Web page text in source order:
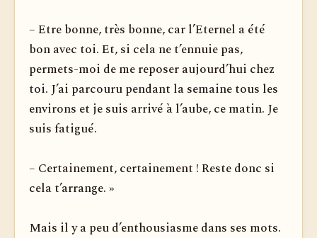
– Etre bonne, très bonne, car l’Eternel a été
bon avec toi. Et, si cela ne t’ennuie pas,
permets-moi de me reposer aujourd’hui chez
toi. J’ai parcouru pendant la semaine tous les
environs et je suis arrivé à l’aube, ce matin. Je
suis fatigué.
– Certainement, certainement ! Reste donc si
cela t’arrange. »
Mais il y a peu d’enthousiasme dans ses mots.